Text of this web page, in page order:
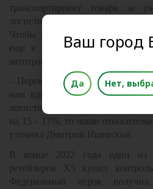
транспортировку товара за
логистики, своего автопарка
Чтобы меньше зависеть от
еще в первом квартале 2024-
автотранспорт.
- Перевозки собственным
нам вдвое дешевле рыночной
логистические затраты в
на 15 - 17%, то наши
уточнил Дмитрий Ишевский.
В конце 2022 года один из
ретейлеров Х5 купил
Федеральный игрок
Ваш город
Да Нет,